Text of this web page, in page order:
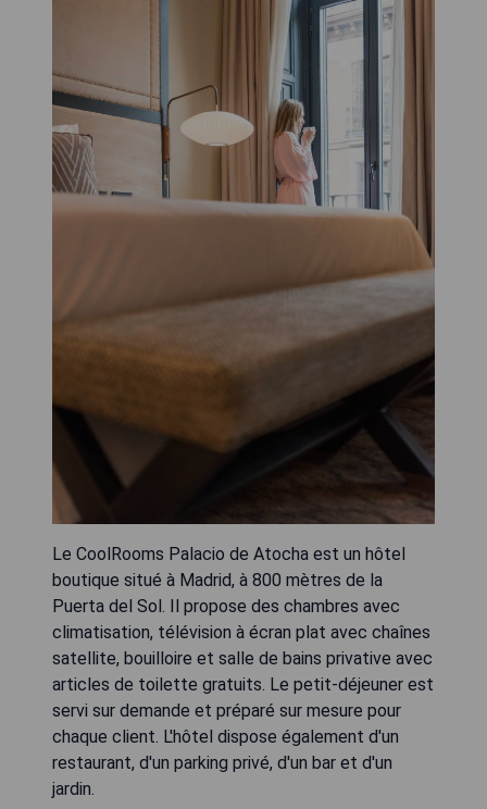
Le CoolRooms Palacio de Atocha est un hôtel
boutique situé à Madrid, à 800 mètres de la
Puerta del Sol. Il propose des chambres avec
climatisation, télévision à écran plat avec chaînes
satellite, bouilloire et salle de bains privative avec
articles de toilette gratuits. Le petit-déjeuner est
servi sur demande et préparé sur mesure pour
chaque client. L'hôtel dispose également d'un
restaurant, d'un parking privé, d'un bar et d'un
jardin.